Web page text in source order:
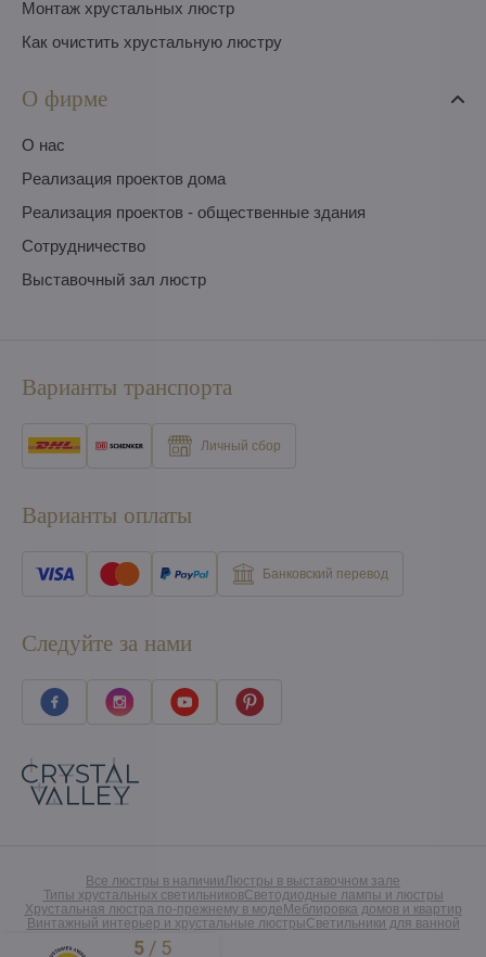
Монтаж хрустальных люстр
Как очистить хрустальную люстру
О фирме
O нас
Pеализация проектов дома
Pеализация проектов - общественные здания
Сотрудничество
Выставочный зал люстр
Варианты транспорта
Личный сбор
Варианты оплаты
Банковский перевод
Следуйте за нами
Все люстры в наличииЛюстры в выставочном зале
Типы хрустальных светильниковСветодиодные лампы и люстры
Хрустальная люстра по-прежнему в моде Меблировка домов и квартир
Винтажный интерьер и хрустальные люстрыСветильники для ванной
Excellent
5 / 5